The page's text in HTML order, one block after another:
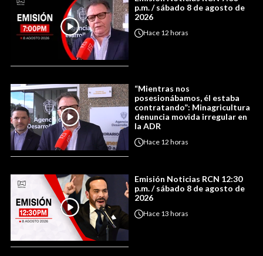
p.m. / sábado 8 de agosto de
2026
Hace 12 horas
“Mientras nos
posesionábamos, él estaba
contratando”: Minagricultura
denuncia movida irregular en
la ADR
Hace 12 horas
Emisión Noticias RCN 12:30
p.m. / sábado 8 de agosto de
2026
Hace 13 horas